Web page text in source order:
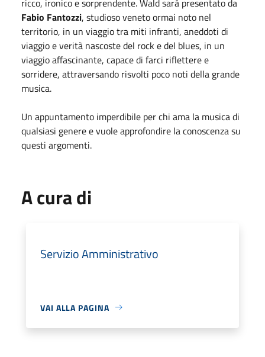
Fabio Fantozzi, studioso veneto ormai noto nel
territorio, in un viaggio tra miti infranti, aneddoti di
viaggio e verità nascoste del rock e del blues, in un
viaggio affascinante, capace di farci riflettere e
sorridere, attraversando risvolti poco noti della grande
musica.
Un appuntamento imperdibile per chi ama la musica di
qualsiasi genere e vuole approfondire la conoscenza su
questi argomenti.
A cura di
Servizio Amministrativo
VAI ALLA PAGINA